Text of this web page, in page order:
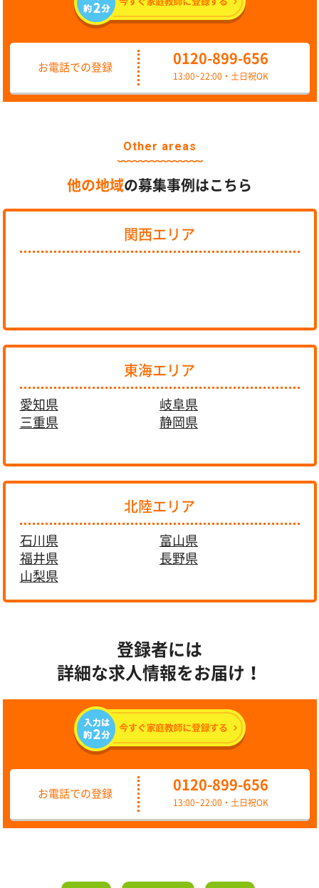
お電話での登録
0120-899-656
13:00~22:00・土日祝OK
Other areas
他の地域の募集事例はこちら
関西エリア
東海エリア
愛知県
岐阜県
三重県
静岡県
北陸エリア
石川県
富山県
福井県
長野県
山梨県
登録者には
詳細な求人情報をお届け！
お電話での登録
0120-899-656
13:00~22:00・土日祝OK